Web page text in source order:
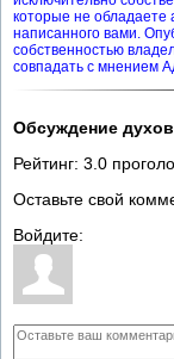
которые не обладаете
написанного вами.
собственностью
совпадать с мнением
Обсуждение духов
Рейтинг: 3.0
Оставьте свой
Войдите: